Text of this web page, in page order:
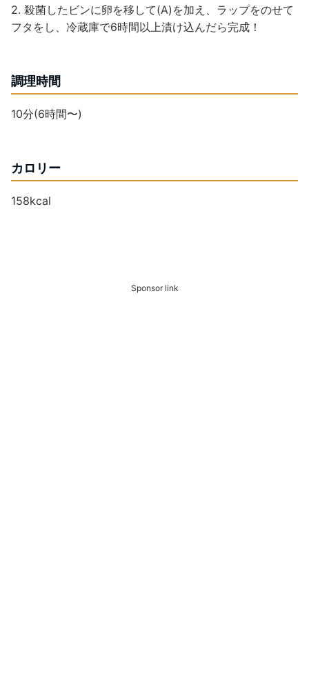
2. 殺菌したビンに卵を移して(A)を加え、ラップをのせて
フタをし、冷蔵庫で6時間以上漬け込んだら完成！
調理時間
10分(6時間〜)
カロリー
158kcal
Sponsor link